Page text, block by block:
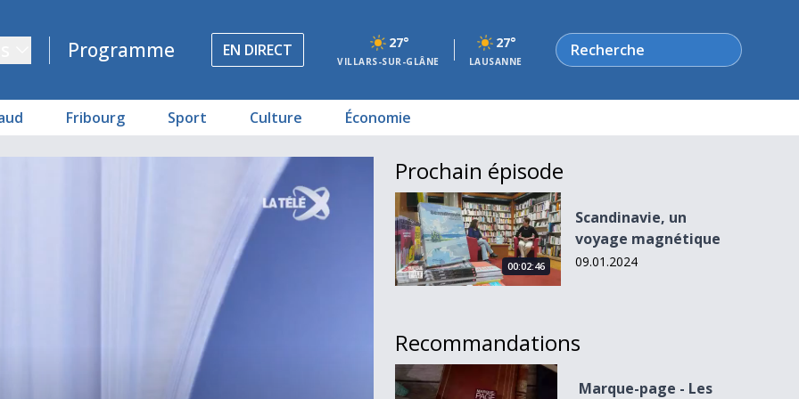
Programme EN DIRECT 27°
VILLARS-SUR-GLÂNE
27°
LAUSANNE
Rechercher
Fribourg Sport Culture Économie
Prochain épisode
Scandinavie, un voyage magnétique
00:02:46
Scandinavie, un
voyage magnétique
09.01.2024
Recommandations
Marque-page - Les Ecorcheresses
Marque-page - Les